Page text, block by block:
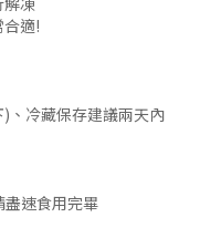
適!
、冷藏保存建議兩天內
盡速食用完畢